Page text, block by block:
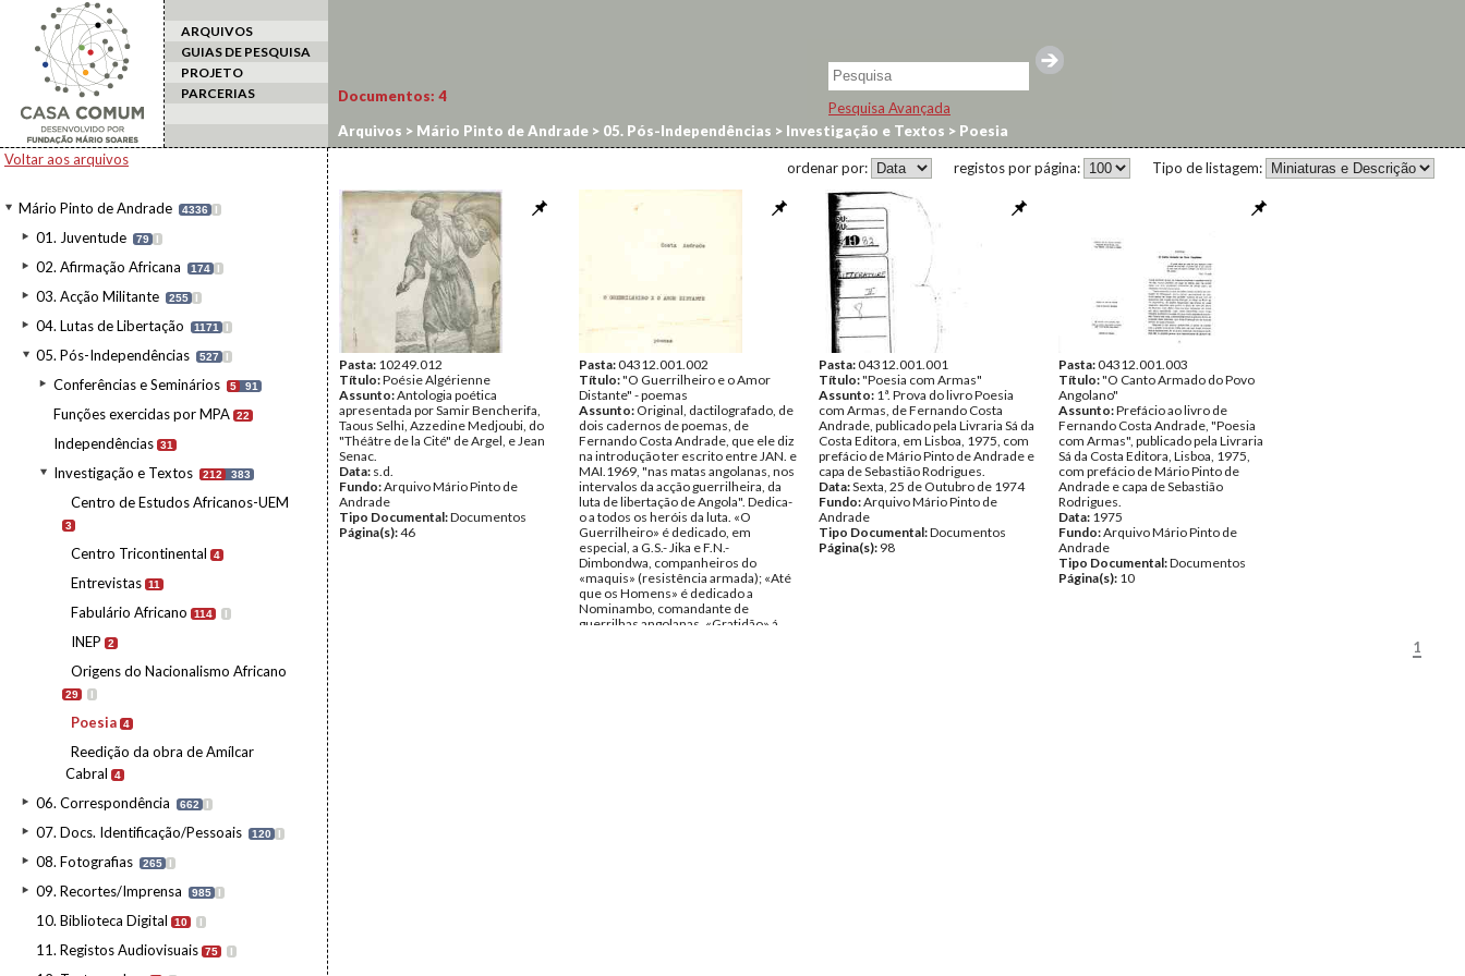
ARQUIVOS
GUIAS DE PESQUISA
PROJETO
PARCERIAS
Pesquisa Avançada
Voltar aos arquivos
Mário Pinto de Andrade 4336 I
01. Juventude 79 I
02. Afirmação Africana 174 I
03. Acção Militante 255 I
04. Lutas de Libertação 1171 I
05. Pós-Independências 527 I
Conferências e Seminários 5 91
Funções exercidas por MPA 22
Independências 31
Investigação e Textos 212 383
Centro de Estudos Africanos-UEM
3
Centro Tricontinental 4
Entrevistas 11
Fabulário Africano 114 I
INEP 2
Origens do Nacionalismo Africano
29 I
Poesia 4
Reedição da obra de Amílcar
Cabral
4
06. Correspondência 662 I
07. Docs. Identificação/Pessoais 120 I
08. Fotografias 265 I
09. Recortes/Imprensa 985 I
10. Biblioteca Digital 10 I
11. Registos Audiovisuais 75 I
Documentos: 4
Arquivos > Mário Pinto de Andrade > 05. Pós-Independências > Investigação e Textos > Poesia
Tipo de listagem:
registos por página:
ordenar por:
Pasta: 10249.012
Título:Poésie Algérienne
Assunto:Antologia poética
apresentada por Samir Bencherifa,
Taous Selhi, Azzedine Medjoubi, do
"Théâtre de la Cité" de Argel, e Jean
Senac.
Data: s.d.
Fundo:Arquivo Mário Pinto de
Andrade
Tipo Documental:Documentos
Página(s):46
Pasta:04312.001.002
Título:"O Guerrilheiro e o Amor
Distante" - poemas
Assunto: Original, dactilografado, de
dois cadernos de poemas, de
Fernando Costa Andrade, que ele diz
na introdução ter escrito entre JAN. e
MAI.1969, "nas matas angolanas, nos
intervalos da acção guerrilheira, da
luta de libertação de Angola". Dedica-
o a todos os heróis da luta. «O
Guerrilheiro» é dedicado, em
especial, a G.S.- Jika e F.N.-
Dimbondwa, companheiros do
«maquis» (resistência armada); «Até
que os Homens» é dedicado a
Nominambo, comandante de
guerrilhas angolanas, «Gratidão» á
Pasta:04312.001.001
Título:"Poesia com Armas"
Assunto: 1ª. Prova do livro Poesia
com Armas, de Fernando Costa
Andrade, publicado pela Livraria Sá da
Costa Editora, em Lisboa, 1975, com
prefácio de Mário Pinto de Andrade e
capa de Sebastião Rodrigues.
Data:Sexta, 25 de Outubro de 1974
Fundo:Arquivo Mário Pinto de
Andrade
Tipo Documental:Documentos
Página(s): 98
Pasta:04312.001.003
Título:"O Canto Armado do Povo
Angolano"
Assunto:Prefácio ao livro de
Fernando Costa Andrade, "Poesia
com Armas", publicado pela Livraria
Sá da Costa Editora, Lisboa, 1975,
com prefácio de Mário Pinto de
Andrade e capa de Sebastião
Rodrigues.
Data: 1975
Fundo:Arquivo Mário Pinto de
Andrade
Tipo Documental:Documentos
Página(s): 10
1